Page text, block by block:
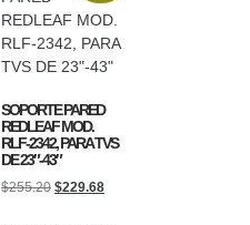
SOPORTE PARED
REDLEAF MOD.
RLF-2342, PARA TVS
DE 23″-43″
$255.20 $229.68